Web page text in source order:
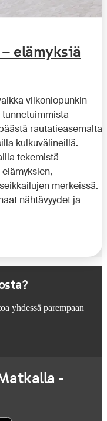
elämyksiä
viikonlopunkin
rautatieasemalta
kulkuvälineillä.
tekemistä
merkeissä.
nähtävyydet ja
yhdessä parempaan
-